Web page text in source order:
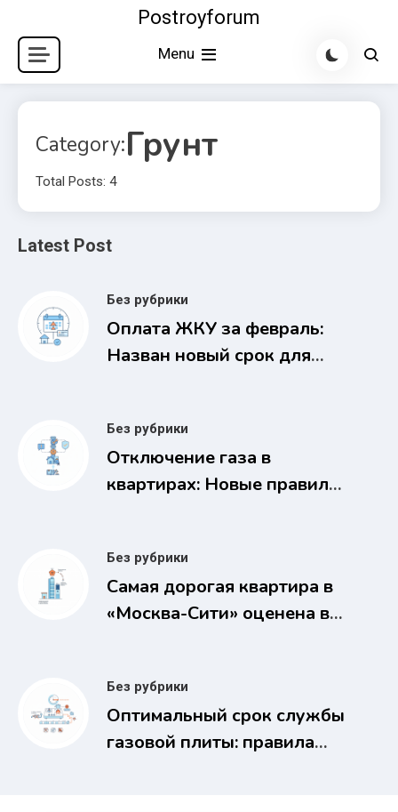
content
Postroyforum
Menu
Category:Грунт
Total Posts: 4
Latest Post
Без рубрики
Оплата ЖКУ за февраль:
Назван новый срок для
Без рубрики
Отключение газа в
квартирах: Новые правила
Без рубрики
Самая дорогая квартира в
«Москва-Сити» оценена в
Без рубрики
Оптимальный срок службы
газовой плиты: правила